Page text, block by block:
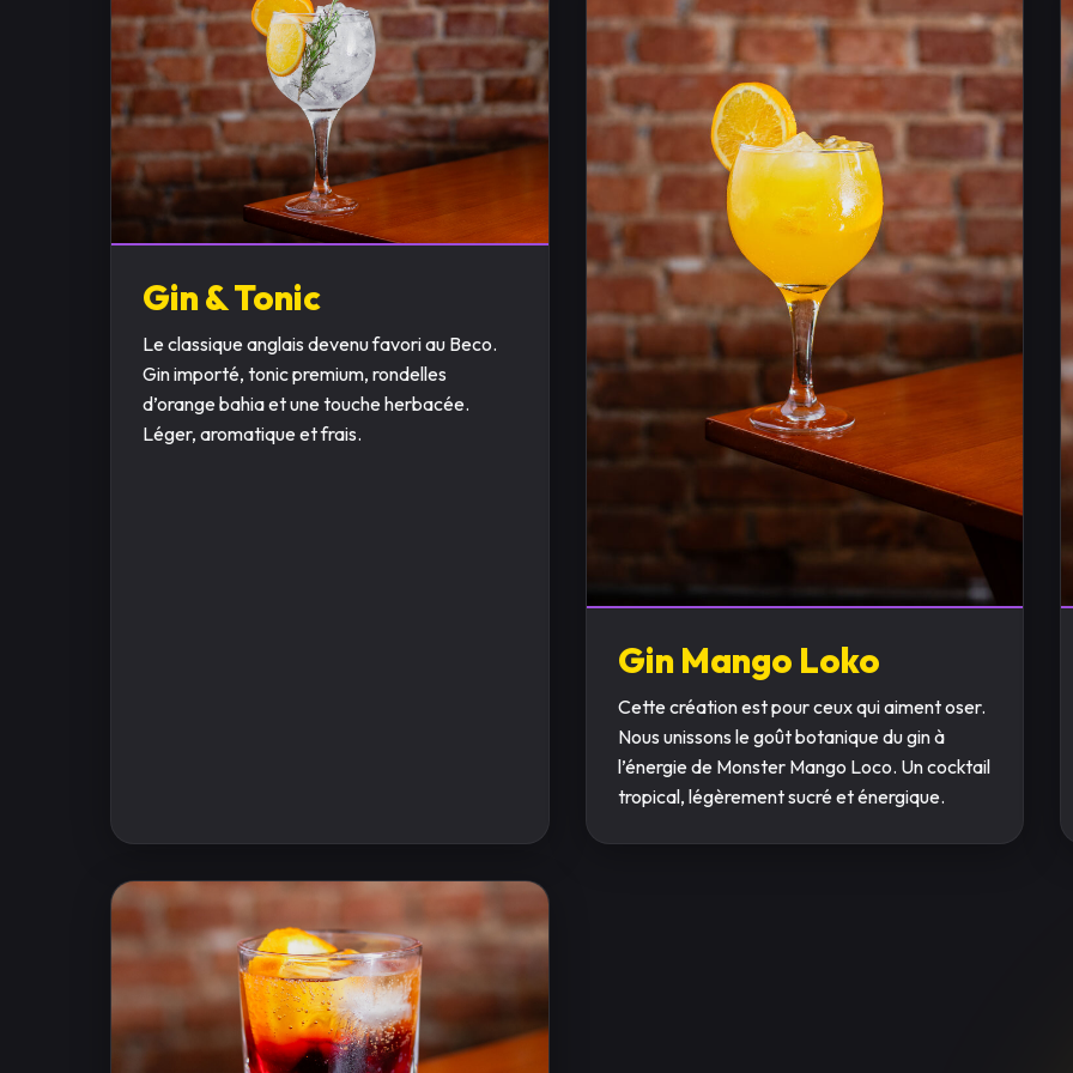
Gin & Tonic
Le classique anglais devenu favori au Beco.
Gin importé, tonic premium, rondelles
d’orange bahia et une touche herbacée.
Léger, aromatique et frais.
Gin Mango Loko
Cette création est pour ceux qui aiment oser.
Nous unissons le goût botanique du gin à
l’énergie de Monster Mango Loco. Un cocktail
tropical, légèrement sucré et énergique.